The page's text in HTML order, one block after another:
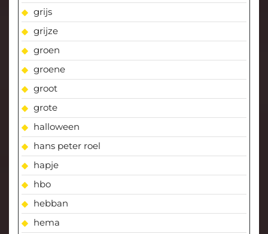
grijs
grijze
groen
groene
groot
grote
halloween
hans peter roel
hapje
hbo
hebban
hema